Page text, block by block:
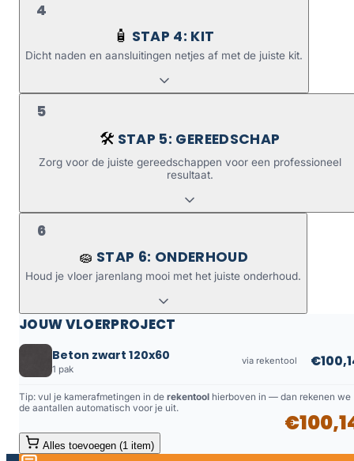
4
🧴 STAP 4: KIT
Dicht naden en aansluitingen netjes af met de juiste kit.
5
🛠️ STAP 5: GEREEDSCHAP
Zorg voor de juiste gereedschappen voor een professioneel
resultaat.
6
🧽 STAP 6: ONDERHOUD
Houd je vloer jarenlang mooi met het juiste onderhoud.
JOUW VLOERPROJECT
Beton zwart 120x60
1 pak
via rekentool
Tip: vul je kamerafmetingen in de rekentool hierboven in — dan rekenen we
de aantallen automatisch voor je uit.
Alles toevoegen (1 item)